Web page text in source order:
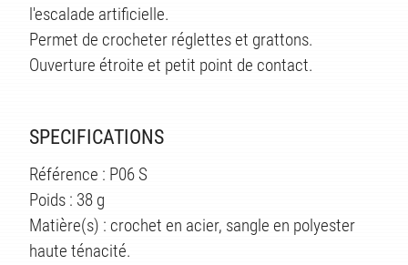
l'escalade artificielle.
Permet de crocheter réglettes et grattons.
Ouverture étroite et petit point de contact.
SPECIFICATIONS
Référence : P06 S
Poids : 38 g
Matière(s) : crochet en acier, sangle en polyester
haute ténacité.